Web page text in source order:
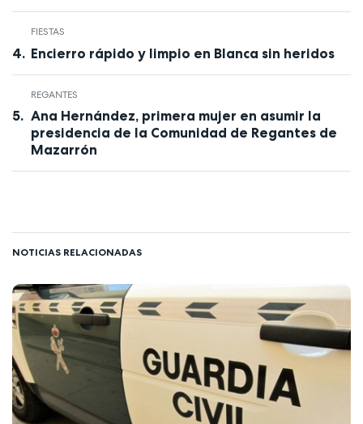
FIESTAS
Encierro rápido y limpio en Blanca sin heridos
REGANTES
Ana Hernández, primera mujer en asumir la
presidencia de la Comunidad de Regantes de
Mazarrón
NOTICIAS RELACIONADAS